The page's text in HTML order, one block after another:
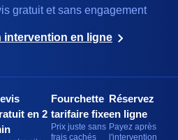
gratuit et sans engagement
intervention en ligne
en 2
Fourchette
tarifaire fixe
Prix juste sans
frais cachés
Réservez
en ligne
Payez après
l'intervention